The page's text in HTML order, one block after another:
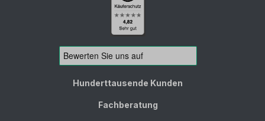
Hunderttausende Kunden
Fachberatung